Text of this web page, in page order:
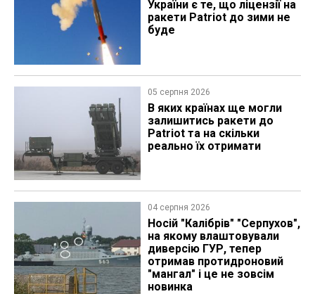
України є те, що ліцензії на
ракети Patriot до зими не
буде
05 серпня 2026
В яких країнах ще могли
залишитись ракети до
Patriot та на скільки
реально їх отримати
04 серпня 2026
Носій "Калібрів" "Серпухов",
на якому влаштовували
диверсію ГУР, тепер
отримав протидроновий
"мангал" і це не зовсім
новинка